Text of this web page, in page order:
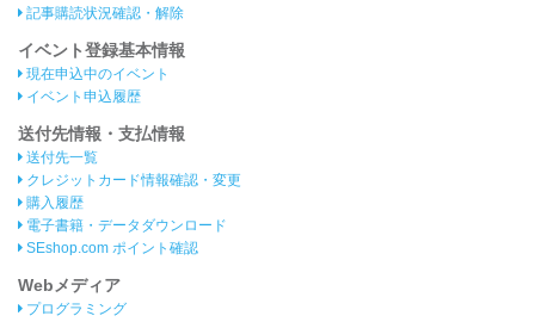
記事購読状況確認・解除
イベント登録基本情報
現在申込中のイベント
イベント申込履歴
送付先情報・支払情報
送付先一覧
クレジットカード情報確認・変更
購入履歴
電子書籍・データダウンロード
SEshop.com ポイント確認
Webメディア
プログラミング